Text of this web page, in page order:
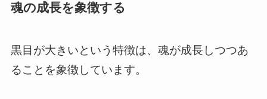
魂の成長を象徴する
黒目が大きいという特徴は、魂が成長しつつあ
ることを象徴しています。